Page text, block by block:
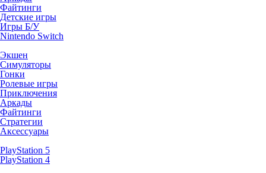
Файтинги
Детские игры
Игры Б/У
Nintendo Switch
Экшен
Симуляторы
Гонки
Ролевые игры
Приключения
Аркады
Файтинги
Стратегии
Аксессуары
PlayStation 5
PlayStation 4